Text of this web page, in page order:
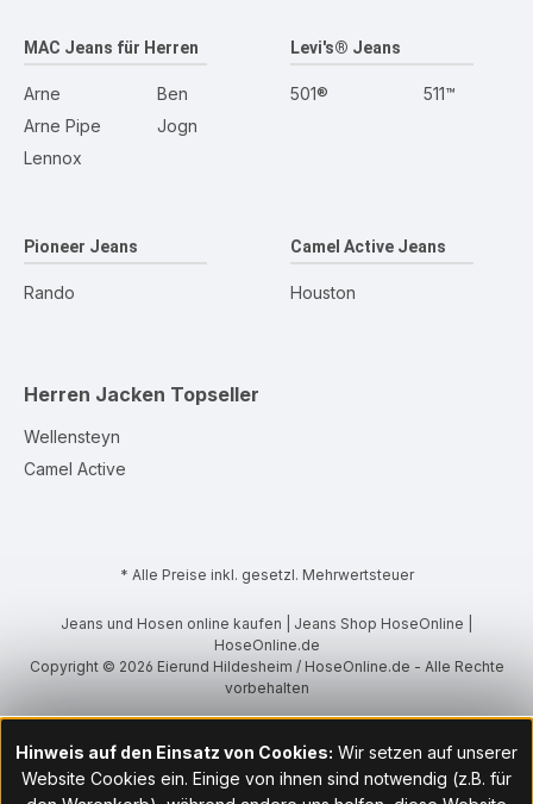
MAC Jeans für Herren
Arne
Arne Pipe
Lennox
Ben
Jogn
Levi's® Jeans
501® 511™
Pioneer Jeans
Rando
Camel Active Jeans
Houston
Herren Jacken Topseller
Wellensteyn
Camel Active
* Alle Preise inkl. gesetzl. Mehrwertsteuer
Jeans und Hosen online kaufen | Jeans Shop HoseOnline |
HoseOnline.de
Copyright © 2026 Eierund Hildesheim / HoseOnline.de - Alle Rechte
vorbehalten
Hinweis auf den Einsatz von Cookies: Wir setzen auf unserer
Website Cookies ein. Einige von ihnen sind notwendig (z.B. für